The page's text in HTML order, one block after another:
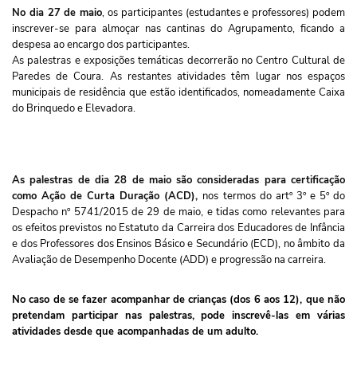
No dia 27 de maio, os participantes (estudantes e professores) podem
inscrever-se para almoçar nas cantinas do Agrupamento, ficando a
despesa ao encargo dos participantes.
As palestras e exposições temáticas decorrerão no Centro Cultural de
Paredes de Coura. As restantes atividades têm lugar nos espaços
municipais de residência que estão identificados, nomeadamente Caixa
do Brinquedo e Elevadora.
As palestras de dia 28 de maio são consideradas para certificação
como Ação de Curta Duração (ACD), nos termos do artº 3º e 5º do
Despacho nº 5741/2015 de 29 de maio, e tidas como relevantes para
os efeitos previstos no Estatuto da Carreira dos Educadores de Infância
e dos Professores dos Ensinos Básico e Secundário (ECD), no âmbito da
Avaliação de Desempenho Docente (ADD) e progressão na carreira.
No caso de se fazer acompanhar de crianças (dos 6 aos 12), que não
pretendam participar nas palestras, pode inscrevê-las em várias
atividades desde que acompanhadas de um adulto.